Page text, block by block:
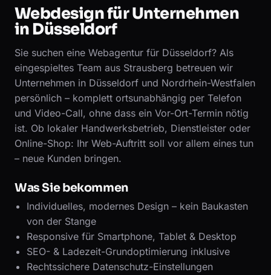
Webdesign für Unternehmen
in Düsseldorf
Sie suchen eine Webagentur für Düsseldorf? Als
eingespieltes Team aus Strausberg betreuen wir
Unternehmen in Düsseldorf und Nordrhein-Westfalen
persönlich – komplett ortsunabhängig per Telefon
und Video-Call, ohne dass ein Vor-Ort-Termin nötig
ist. Ob lokaler Handwerksbetrieb, Dienstleister oder
Online-Shop: Ihr Web-Auftritt soll vor allem eines tun
– neue Kunden bringen.
Was Sie bekommen
Individuelles, modernes Design – kein Baukasten
von der Stange
Responsive für Smartphone, Tablet & Desktop
SEO- & Ladezeit-Grundoptimierung inklusive
Rechtssichere Datenschutz-Einstellungen